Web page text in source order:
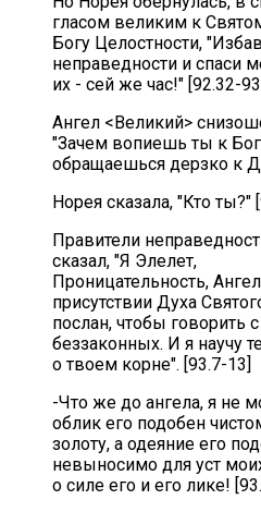
гласом великим к
Богу Целостности,
неправедности и спаси
их - сей же час!" [92.32-
Ангел <Великий>
"Зачем вопиешь ты к
обращаешься дерзко к
Норея сказала, "Кто ты?"
Правители
сказал, "Я Элелет,
Проницательность,
присутствии Духа
послан, чтобы говорить
беззаконных. И я научу
о твоем корне". [93.7-13]
-Что же до ангела, я не
облик его подобен
золоту, а одеяние его
невыносимо для уст
о силе его и его лике!